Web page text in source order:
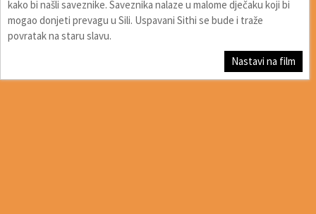
kako bi našli saveznike. Saveznika nalaze u malome dječaku koji bi
mogao donjeti prevagu u Sili. Uspavani Sithi se bude i traže
povratak na staru slavu.
Nastavi na film